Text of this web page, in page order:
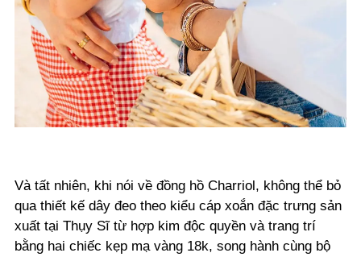
Và tất nhiên, khi nói về đồng hồ Charriol, không thể bỏ
qua thiết kế dây đeo theo kiểu cáp xoắn đặc trưng sản
xuất tại Thụy Sĩ từ hợp kim độc quyền và trang trí
bằng hai chiếc kẹp mạ vàng 18k, song hành cùng bộ